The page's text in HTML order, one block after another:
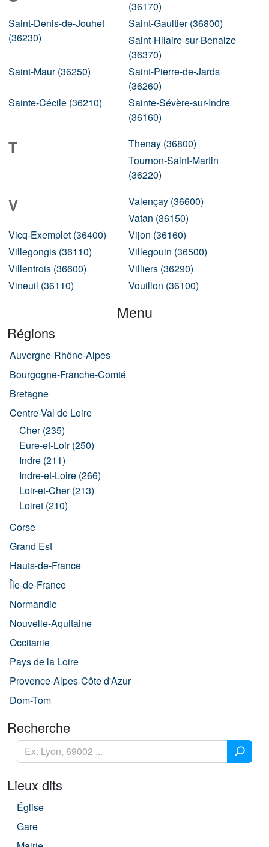
(36170)
Saint-Denis-de-Jouhet
(36230)
Saint-Gaultier (36800)
Saint-Hilaire-sur-Benaize
(36370)
Saint-Maur (36250)
Saint-Pierre-de-Jards
(36260)
Sainte-Cécile (36210)
Sainte-Sévère-sur-Indre
(36160)
T
Thenay (36800)
Tournon-Saint-Martin
(36220)
V
Valençay (36600)
Vatan (36150)
Vicq-Exemplet (36400)
Vijon (36160)
Villegongis (36110)
Villegouin (36500)
Villentrois (36600)
Villiers (36290)
Vineuil (36110)
Vouillon (36100)
Menu
Régions
Auvergne-Rhône-Alpes
Bourgogne-Franche-Comté
Bretagne
Centre-Val de Loire
Cher (235)
Eure-et-Loir (250)
Indre (211)
Indre-et-Loire (266)
Loir-et-Cher (213)
Loiret (210)
Corse
Grand Est
Hauts-de-France
Île-de-France
Normandie
Nouvelle-Aquitaine
Occitanie
Pays de la Loire
Provence-Alpes-Côte d'Azur
Dom-Tom
Recherche
Lieux dits
Église
Gare